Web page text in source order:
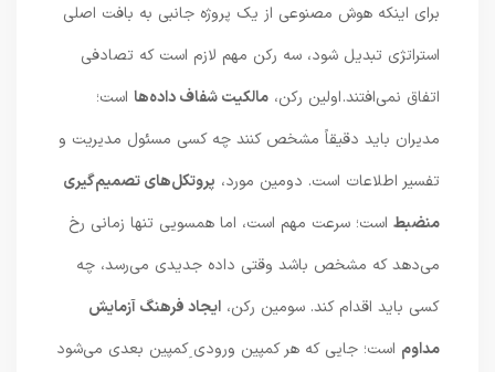
برای اینکه هوش مصنوعی از یک پروژه جانبی به بافت اصلی
استراتژی تبدیل شود، سه رکن مهم لازم است که تصادفی
اتفاق نمی‌افتند. اولین رکن،مالکیت شفاف داده‌هااست؛
مدیران باید دقیقاً مشخص کنند چه کسی مسئول مدیریت و
تفسیر اطلاعات است. دومین مورد، پروتکل‌های تصمیم‌گیری
منضبطاست؛ سرعت مهم است، اما همسویی تنها زمانی رخ
می‌دهد که مشخص باشد وقتی داده جدیدی می‌رسد، چه
کسی باید اقدام کند. سومین رکن،ایجاد فرهنگ آزمایش
است؛ جایی که هر کمپین ورودی ِکمپین بعدی می‌شود